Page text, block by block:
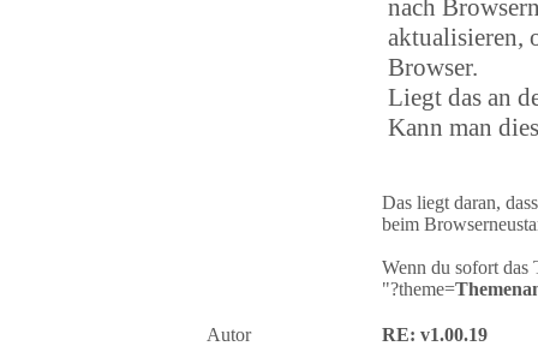
nach
aktualisieren,
Browser.
Liegt das an
Kann man
Das liegt daran,
beim
Wenn du sofort das
"?theme=
Autor
RE: v1.00.19